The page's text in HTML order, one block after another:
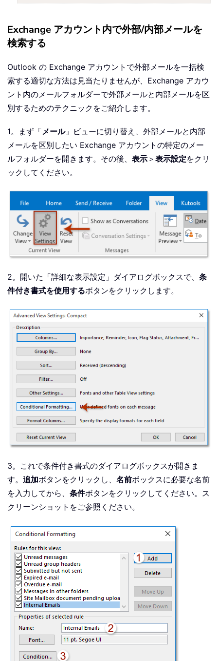
Exchange アカウント内で外部/内部メールを
検索する
Outlook の Exchange アカウントで外部メールを一括検
索する適切な方法は見当たりませんが、Exchange アカウ
ント内のメールフォルダーで外部メールと内部メールを区
別するためのテクニックをご紹介します。
1。まず「 メール」ビューに切り替え、外部メールと内部
メールを区別したい Exchange アカウントの特定のメー
ルフォルダーを開きます。その後、 表示 ＞ 表示設定をクリ
ックしてください。
2。開いた「詳細な表示設定」ダイアログボックスで、 条
件付き書式を使用するボタンをクリックします。
3。これで条件付き書式のダイアログボックスが開きま
す。 追加ボタンをクリックし、 名前ボックスに必要な名前
を入力してから、 条件ボタンをクリックしてください。ス
クリーンショットをご参照ください。